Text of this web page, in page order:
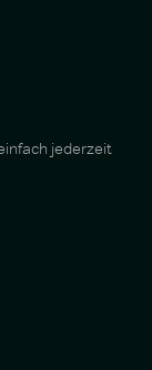
jederzeit